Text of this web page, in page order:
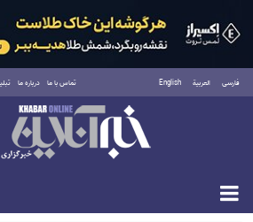
فارسی العربية English تماس با ما درباره ما
یکشنبه ۱۸ مرداد ۱۴۰۵